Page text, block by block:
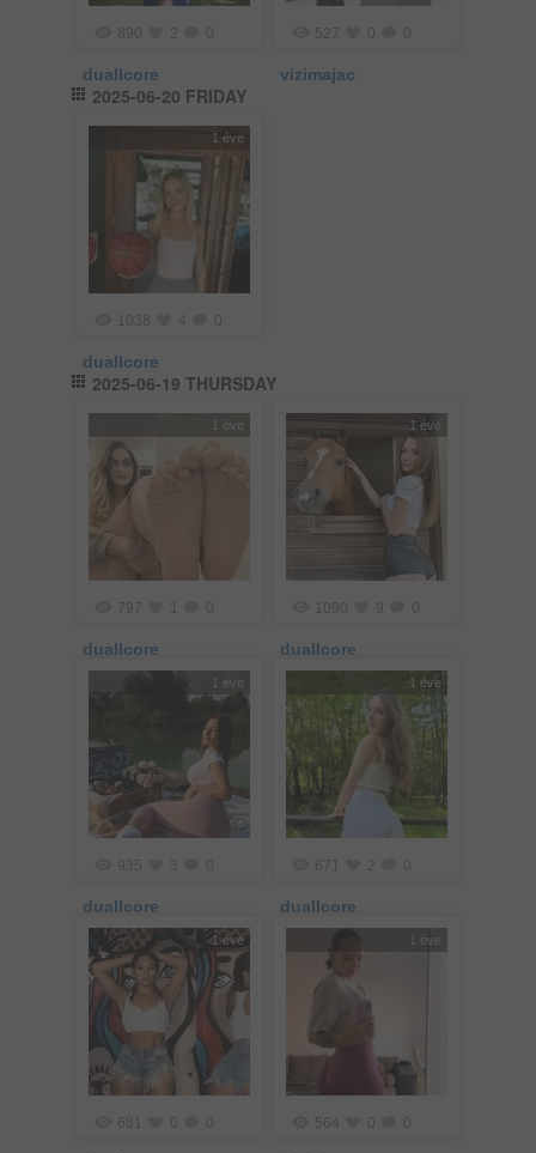
890 2
duallcore
527
vizimajac
2025-06-20 FRIDAY
1 éve
1038
duallcore
2025-06-19 THURSDAY
1 éve
797
duallcore
1 éve
1090 9
duallcore
1 éve
935 3
duallcore
1 éve
671 2
duallcore
1 éve
681
1 éve
564